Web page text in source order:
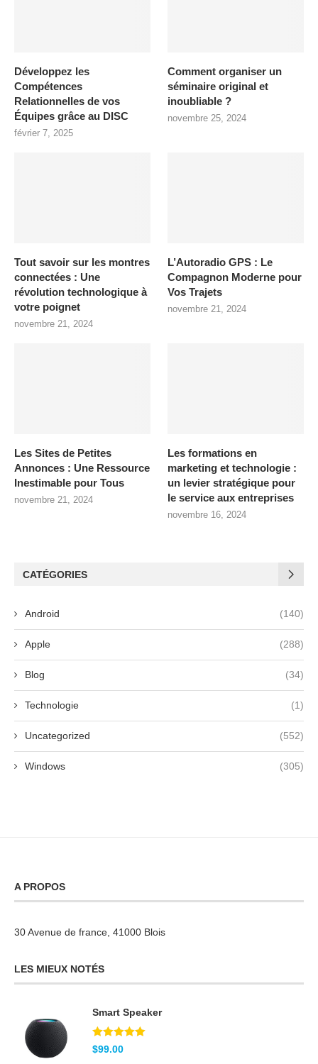
Développez les
Compétences
Relationnelles de vos
Équipes grâce au DISC
février 7, 2025
Comment organiser un
séminaire original et
inoubliable ?
novembre 25, 2024
Tout savoir sur les montres
connectées : Une
révolution technologique à
votre poignet
novembre 21, 2024
L’Autoradio GPS : Le
Compagnon Moderne pour
Vos Trajets
novembre 21, 2024
Les Sites de Petites
Annonces : Une Ressource
Inestimable pour Tous
novembre 21, 2024
Les formations en
marketing et technologie :
un levier stratégique pour
le service aux entreprises
novembre 16, 2024
CATÉGORIES
Android (140)
Apple (288)
Blog (34)
Technologie (1)
Uncategorized (552)
Windows (305)
A PROPOS
30 Avenue de france, 41000 Blois
LES MIEUX NOTÉS
Smart Speaker
Note5.00
sur 5
$99.00